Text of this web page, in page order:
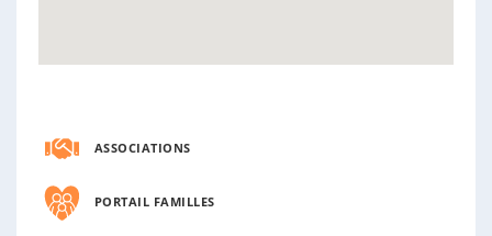
ASSOCIATIONS
PORTAIL FAMILLES